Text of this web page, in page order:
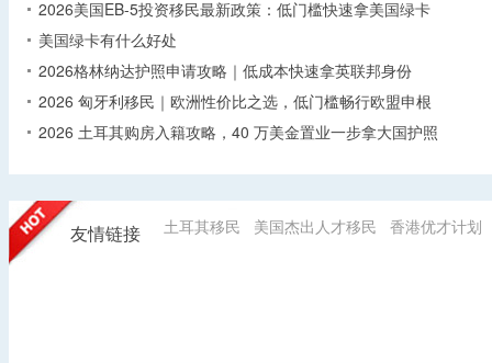
2026美国EB-5投资移民最新政策：低门槛快速拿美国绿卡
美国绿卡有什么好处
2026格林纳达护照申请攻略｜低成本快速拿英联邦身份
2026 匈牙利移民｜欧洲性价比之选，低门槛畅行欧盟申根
2026 土耳其购房入籍攻略，40 万美金置业一步拿大国护照
友情链接 土耳其移民 美国杰出人才移民 香港优才计划